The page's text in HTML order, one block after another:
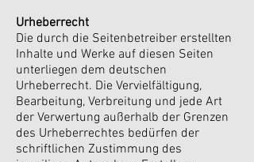
Urheberrecht
Die durch die Seitenbetreiber erstellten
Inhalte und Werke auf diesen Seiten
unterliegen dem deutschen
Urheberrecht. Die Vervielfältigung,
Bearbeitung, Verbreitung und jede Art
der Verwertung außerhalb der Grenzen
des Urheberrechtes bedürfen der
schriftlichen Zustimmung des